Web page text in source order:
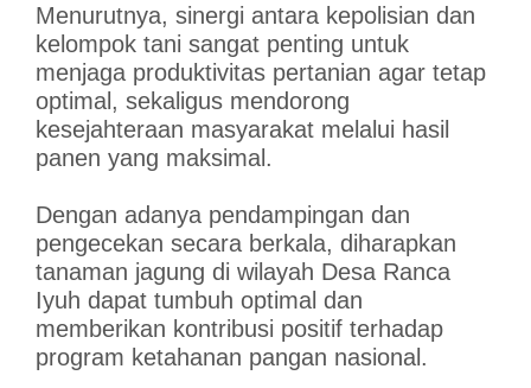
Menurutnya, sinergi antara kepolisian dan
kelompok tani sangat penting untuk
menjaga produktivitas pertanian agar tetap
optimal, sekaligus mendorong
kesejahteraan masyarakat melalui hasil
panen yang maksimal.
Dengan adanya pendampingan dan
pengecekan secara berkala, diharapkan
tanaman jagung di wilayah Desa Ranca
Iyuh dapat tumbuh optimal dan
memberikan kontribusi positif terhadap
program ketahanan pangan nasional.